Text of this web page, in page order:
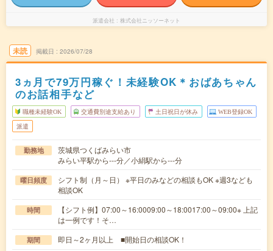
派遣会社 株式会社ニッソーネット
未読 掲載日 2026/07/28
3ヵ月で79万円稼ぐ！未経験OK＊おばあちゃん
のお話相手など
職種未経験OK 交通費別途支給あり 土日祝日が休み WEB登録OK
派遣
勤務地
茨城県つくばみらい市
みらい平駅から---分／小絹駅から---分
曜日頻度
シフト制（月～日） ※平日のみなどの相談もOK ※週3なども
相談OK
時間
【シフト例】07:00～16:0009:00～18:0017:00～09:00※ 上記
は一例です！そ…
期間 即日～2ヶ月以上 ■開始日の相談OK！